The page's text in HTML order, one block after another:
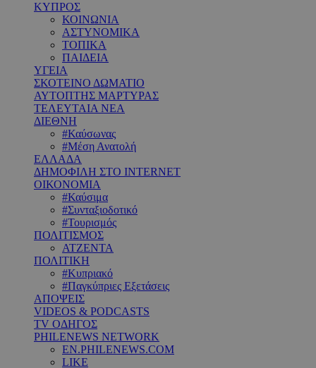
ΚΥΠΡΟΣ
ΚΟΙΝΩΝΙΑ
ΑΣΤΥΝΟΜΙΚΑ
ΤΟΠΙΚΑ
ΠΑΙΔΕΙΑ
ΥΓΕΙΑ
ΣΚΟΤΕΙΝΟ ΔΩΜΑΤΙΟ
ΑΥΤΟΠΤΗΣ ΜΑΡΤΥΡΑΣ
ΤΕΛΕΥΤΑΙΑ ΝΕΑ
ΔΙΕΘΝΗ
#Καύσωνας
#Μέση Ανατολή
ΕΛΛΑΔΑ
ΔΗΜΟΦΙΛΗ ΣΤΟ INTERNET
ΟΙΚΟΝΟΜΙΑ
#Καύσιμα
#Συνταξιοδοτικό
#Τουρισμός
ΠΟΛΙΤΙΣΜΟΣ
ΑΤΖΕΝΤΑ
ΠΟΛΙΤΙΚΗ
#Κυπριακό
#Παγκύπριες Εξετάσεις
ΑΠΟΨΕΙΣ
VIDEOS & PODCASTS
TV ΟΔΗΓΟΣ
PHILENEWS NETWORK
EN.PHILENEWS.COM
LIKE